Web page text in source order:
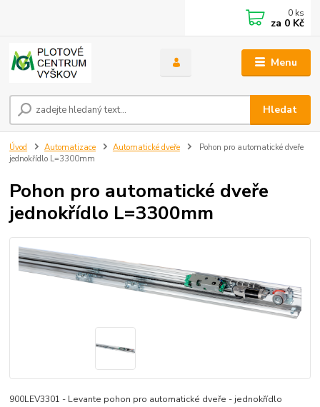
Menu
Hledat
0 ks
za 0 Kč
Úvod Automatizace Automatické dveře
Pohon pro automatické dveře
jednokřídlo L=3300mm
Pohon pro automatické dveře
jednokřídlo L=3300mm
900LEV3301 - Levante pohon pro automatické dveře - jednokřídlo